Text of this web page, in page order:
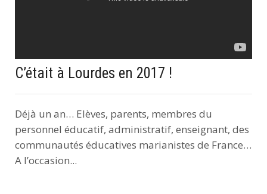
C’était à Lourdes en 2017 !
Déjà un an… Elèves, parents, membres du
personnel éducatif, administratif, enseignant, des
communautés éducatives marianistes de France…
A l’occasion...